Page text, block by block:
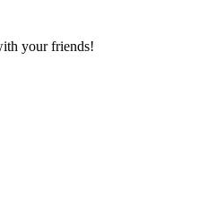
your friends!